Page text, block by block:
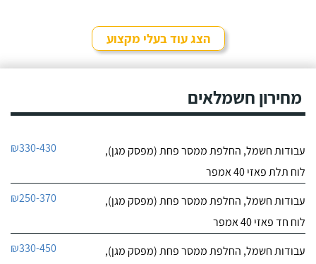
הצג עוד בעלי מקצוע
מחירון חשמלאים
עבודות חשמל, החלפת ממסר פחת (מפסק מגן),
לוח תלת פאזי 40 אמפר
₪330-430
עבודות חשמל, החלפת ממסר פחת (מפסק מגן),
לוח חד פאזי 40 אמפר
₪250-370
עבודות חשמל, החלפת ממסר פחת (מפסק מגן),
₪330-450